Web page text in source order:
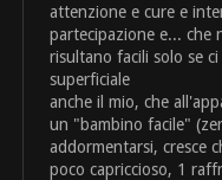
attenzione e cure e
partecipazione e... che
risultano facili solo se
superficiale
anche il mio, che
un "bambino facile"
addormentarsi, cresce
poco capriccioso, 1